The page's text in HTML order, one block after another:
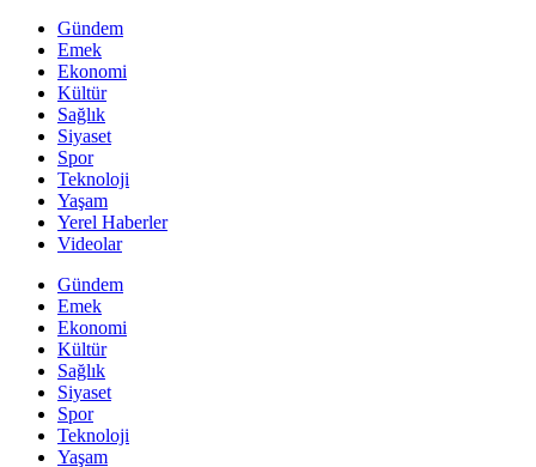
Gündem
Emek
Ekonomi
Kültür
Sağlık
Siyaset
Spor
Teknoloji
Yaşam
Yerel Haberler
Videolar
Gündem
Emek
Ekonomi
Kültür
Sağlık
Siyaset
Spor
Teknoloji
Yaşam